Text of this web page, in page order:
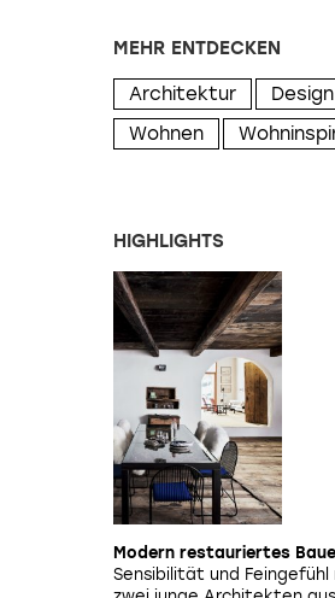
MEHR ENTDECKEN
Architektur Design
Wohnen
HIGHLIGHTS
Modern restauriertes
Sensibilität und